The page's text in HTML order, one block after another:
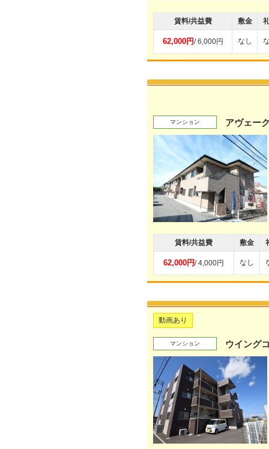
賃料/共益費 敷金
62,000円/ 6,000円 なし
マンション アヴェー
賃料/共益費 敷金
62,000円/ 4,000円 なし
動画あり
マンション ウイング